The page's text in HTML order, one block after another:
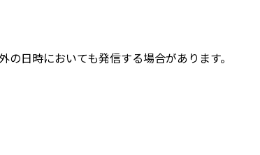
日時においても発信する場合があります。